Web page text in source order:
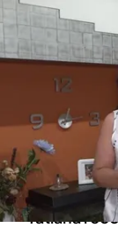
El coste de la ELA
11 JUN 2026
El marido
tras
de
Tatiana